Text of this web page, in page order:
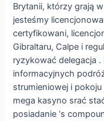
Brytanii, którzy grają
jesteśmy
certyfikowani,
Gibraltaru, Calpe i
ryzykować delegacja .
informacyjnych
strumieniowej i
mega kasyno srać
posiadanie ‘s